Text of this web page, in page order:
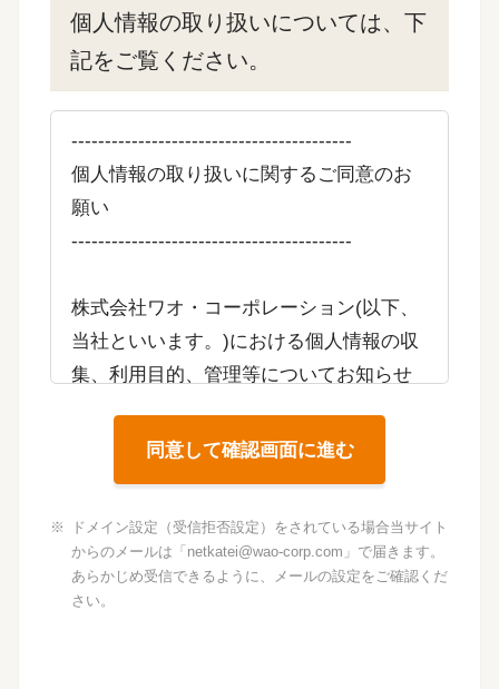
個人情報の取り扱いについては、下
記をご覧ください。
------------------------------------------
個人情報の取り扱いに関するご同意のお
願い
------------------------------------------
株式会社ワオ・コーポレーション(以下、
当社といいます。)における個人情報の収
集、利用目的、管理等についてお知らせ
個人情報保護法を遵守して、お客様の個
人情報を正確かつ機密に取り扱うこと、
ん、漏えい等から個人情報を保護するこ
とは、当社の重要な責務であると認識し
ております。
同意して確認画面に進む
ドメイン設定（受信拒否設定）をされている場合当サイト
からのメールは「netkatei@wao-corp.com」で届きます。
あらかじめ受信できるように、メールの設定をご確認くだ
さい。